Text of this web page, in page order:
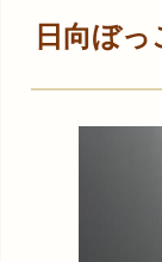
日向ぼっ